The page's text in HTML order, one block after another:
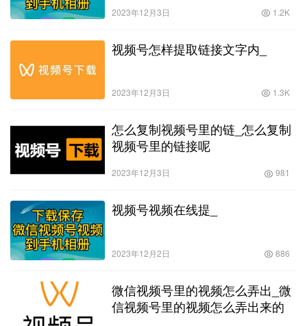
2023年12月3日 1.2K
视频号怎样提取链接文字内_
2023年12月3日 1.3K
怎么复制视频号里的链_怎么复制
视频号里的链接呢
2023年12月3日 981
视频号视频在线提_
2023年12月2日 886
微信视频号里的视频怎么弄出_微
信视频号里的视频怎么弄出来的